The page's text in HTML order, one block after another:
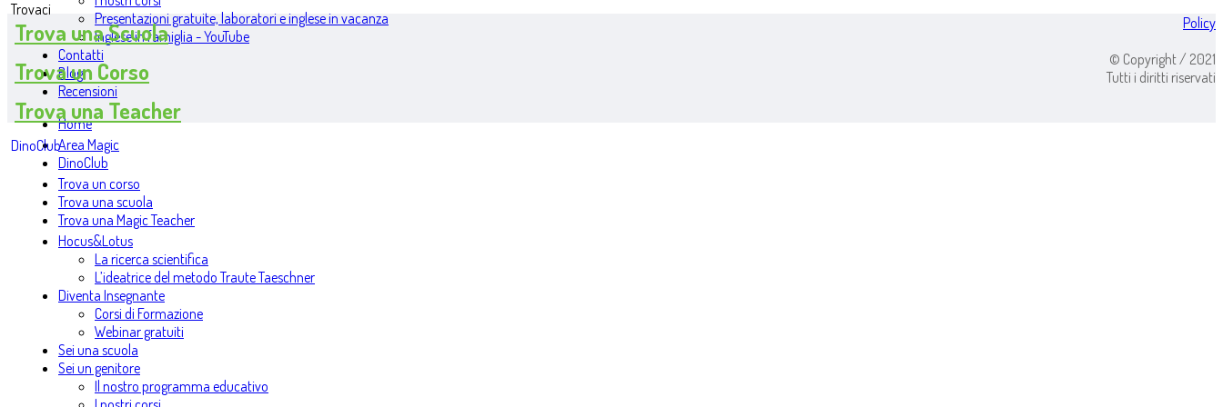
Presentazioni gratuite, laboratori e inglese in vacanza
Inglese in famiglia - YouTube
Contatti
Blog
Recensioni
Home
Area Magic
DinoClub
Trova un corso
Trova una scuola
Trova una Magic Teacher
Hocus&Lotus
La ricerca scientifica
L’ideatrice del metodo Traute Taeschner
Diventa Insegnante
Corsi di Formazione
Webinar gratuiti
Sei una scuola
Sei un genitore
Il nostro programma educativo
Trovaci
Trova una Scuola
Trova un Corso
Trova una Teacher
DinoClub
Policy
© Copyright / 2021
Tutti i diritti riservati